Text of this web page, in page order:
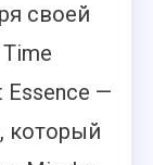
своей
Essence —
который